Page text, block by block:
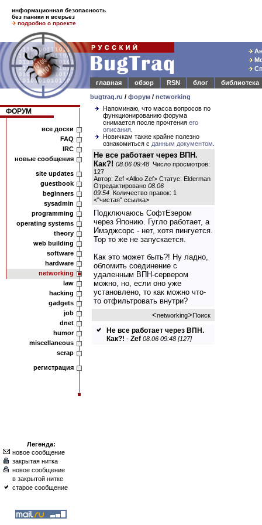
информационная безопасность
без паники и всерьез
подробно о проекте
главная
обзор RSN блог
библиотека
bugtraq.ru / форум / networking
ФОРУМ
все доски
FAQ
IRC
новые сообщения
site updates
guestbook
beginners
sysadmin
programming
operating systems
theory
web building
software
hardware
networking
law
hacking
gadgets
job
dnet
humor
miscellaneous
scrap
регистрация
Легенда:
новое сообщение
закрытая нитка
новое сообщение
в закрытой нитке
старое сообщение
Напоминаю, что масса вопросов по
функционированию форума
снимается после прочтения его
описания
Новичкам также крайне полезно
ознакомиться с данным документом
Не все работает через ВПН.
Как?! 08.06 09:48 Число просмотров:
127
Автор: Zef <Alloo Zef> Статус: Elderman
Отредактировано 08.06
09:54 Количество правок: 1
<"чистая" ссылка>
Подключаюсь СофтЕзером
через Японию. Гугло работает, а
Имэджсорс - нет, хотя пингуется.
Тор то же не запускается.
Как это может быть?! Ну ладно,
обломить соединение с
удаленным ВПН-сервером
можно, но, если оно уже
установлено, то как можно что-
то отфильтровать внутри?
<networking>Поиск
Не все работает через ВПН.
Как?! - Zef 08.06 09:48 [127]